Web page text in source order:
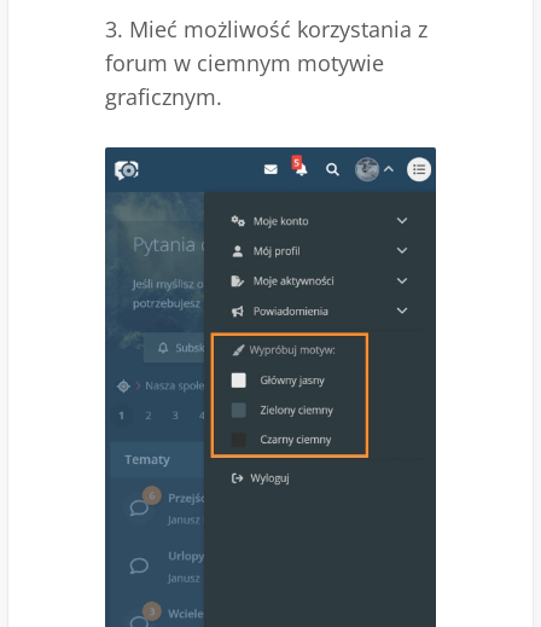
3. Mieć możliwość korzystania z
forum w ciemnym motywie
graficznym.